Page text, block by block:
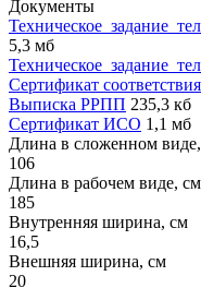
Документы
5,3 мб
Сертификат соответствия
Выписка РРПП 235,3 кб
Сертификат ИСО 1,1 мб
Длина в сложенном
106
Длина в рабочем виде, см
185
Внутренняя ширина, см
16,5
Внешняя ширина, см
20